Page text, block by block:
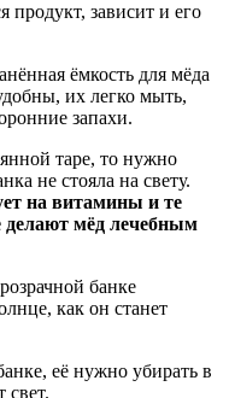
продукт, зависит и его
ёмкость для мёда
их легко мыть,
запахи.
таре, то нужно
не стояла на свету.
на витамины и те
делают мёд лечебным
банке
как он станет
её нужно убирать в
свет.